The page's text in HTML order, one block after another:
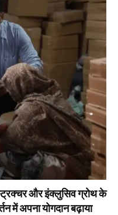
और इंक्लुसिव ग्रोथ के
में अपना योगदान बढ़ाया